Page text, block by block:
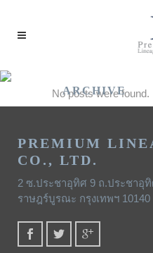
ARCHIVE
No posts were found.
PREMIUM
CO., LTD.
2 ซ.ประชาอุทิศ 9 ถ.ประชาอุ
ราษฎร์บูรณะ กรุงเทพฯ 10140